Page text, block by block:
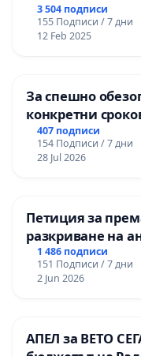
3 504 подписи
155 Подписи / 7 дни
12 Feb 2025
За спешно
конкретни
цялостна
„Тракия“ - гр.
407 подписи
154 Подписи / 7 дни
28 Jul 2026
Петиция за
разкриване на
Могиланската
1 486 подписи
151 Подписи / 7 дни
2 Jun 2026
АПЕЛ за ВЕТО